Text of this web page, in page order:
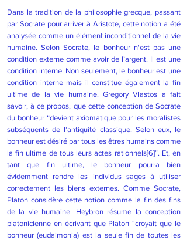
Dans la tradition de la philosophie grecque, passant
par Socrate pour arriver à Aristote, cette notion a été
analysée comme un élément inconditionnel de la vie
humaine. Selon Socrate, le bonheur n'est pas une
condition externe comme avoir de l’argent. Il est une
condition interne. Non seulement, le bonheur est une
condition interne mais il constitue également la fin
ultime de la vie humaine. Gregory Vlastos a fait
savoir, à ce propos, que cette conception de Socrate
du bonheur “devient axiomatique pour les moralistes
subséquents de l’antiquité classique. Selon eux, le
bonheur est désiré par tous les êtres humains comme
la fin ultime de tous leurs actes rationnels[6]”. Et, en
tant que fin ultime, le bonheur pourra bien
évidemment rendre les individus sages à utiliser
correctement les biens externes. Comme Socrate,
Platon considère cette notion comme la fin des fins
de la vie humaine. Heybron résume la conception
platonicienne en écrivant que Platon “croyait que le
bonheur (eudaimonia) est la seule fin de toutes les